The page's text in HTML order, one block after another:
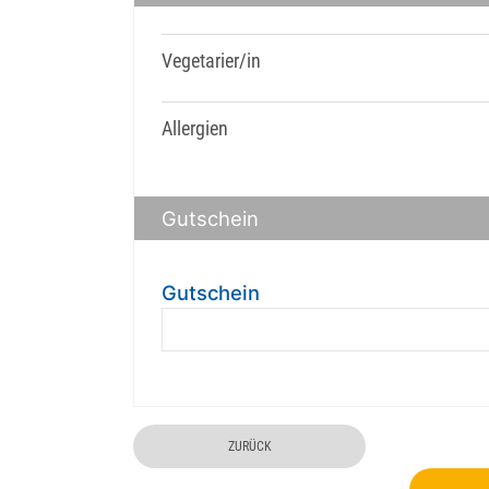
Vegetarier/in
Allergien
Gutschein
Gutschein
ZURÜCK